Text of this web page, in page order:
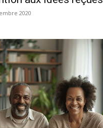
2020